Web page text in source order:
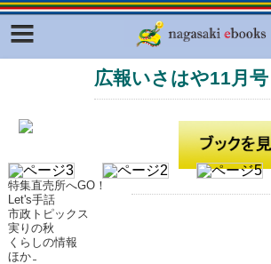
フリーワード
ジャンル
広報いさはや11月号
特集直売所へGO！
Let's手話
市政トピックス
実りの秋
くらしの情報
ほか
Facebook
ふくいろキラリプロジェクト
ラリー（TOKYO Brochures）
はじめてご利用される方へ
コンテンツ
広報誌ナビ